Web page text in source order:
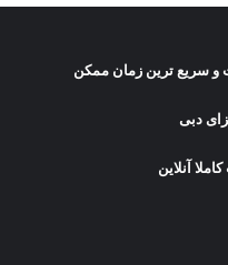
و سریع ترین زمان ممکن
دبی
آنلاین